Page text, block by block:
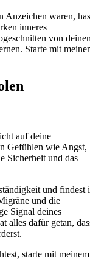
Anzeichen waren,
inneres
von
Starte mit
auf deine
Gefühlen wie Angst,
Sicherheit und das
und findest
und die
Signal deines
alles dafür getan,
starte mit meinem